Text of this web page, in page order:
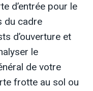
d’entrée pour le
du cadre
d’ouverture et
le
de votre
frotte au sol ou